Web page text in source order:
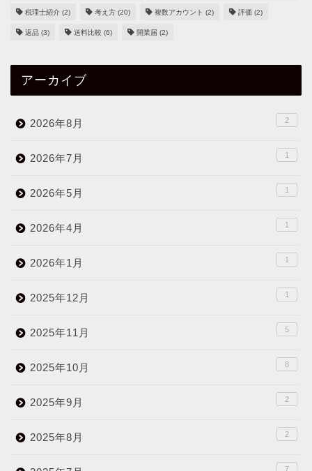
税理士紹介 (2) 考え方 (20) 複数アカウント (2) 評価 (2)
返品 (3) 送料比較 (6) 開業届 (2)
アーカイブ
2026年8月 2
2026年7月 1
2026年5月 1
2026年4月 1
2026年1月 1
2025年12月 1
2025年11月 5
2025年10月 8
2025年9月 2
2025年8月 2
7